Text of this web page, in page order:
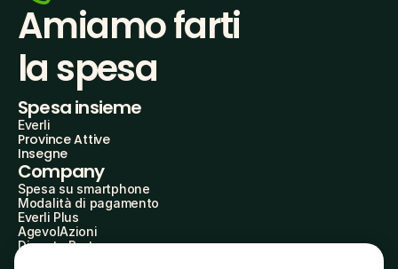
Amiamo farti
la spesa
Spesa insieme
Everli
Province Attive
Insegne
Company
Spesa su smartphone
Modalità di pagamento
Everli Plus
AgevolAzioni
Diventa Partner